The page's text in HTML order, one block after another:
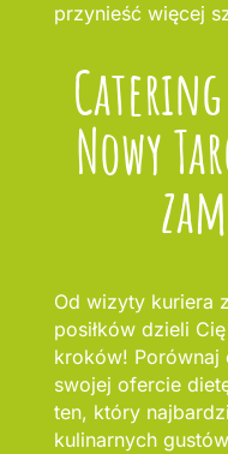
przynieść więcej
Nowy
Od wizyty kuriera
posiłków dzieli
kroków! Porównaj
swojej ofercie
ten, który
kulinarnych